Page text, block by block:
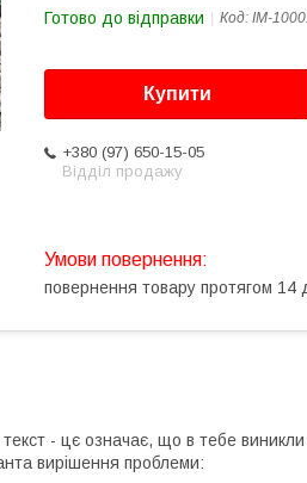
Готово до відправки Код: IM-
Купити
+380 (97) 650-15-05
Відділ продажу
повернення товару протягом 14
- цє означає, що в тебе
вирішення проблеми: